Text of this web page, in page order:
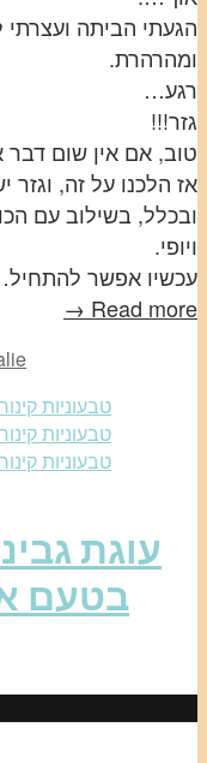
הגעתי הביתה
ומהרהרת.
רגע…
גזר!!!
טוב, אם אין שום
אז הלכנו על זה,
ובכלל, בשילוב עם
ויופי.
עכשיו אפשר
Read more →
עוגת
בטעם